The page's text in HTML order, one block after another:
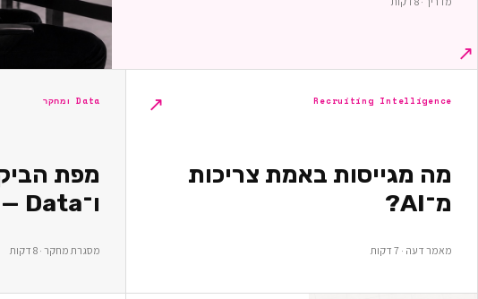
↗
Recruiting Intelligence
מה מגייסות באמת צריכות
מ־AI?
מאמר דעה · 7 דקות
↗ Data ומחקר
ו־Data — מה כדאי למדוד?
מסגרת מחקר · 8 דקות